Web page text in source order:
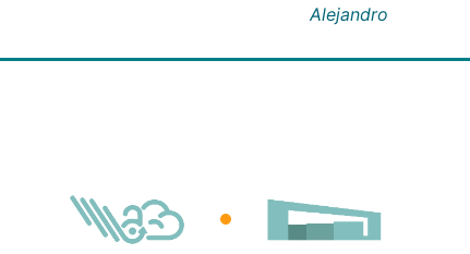
Alejandro